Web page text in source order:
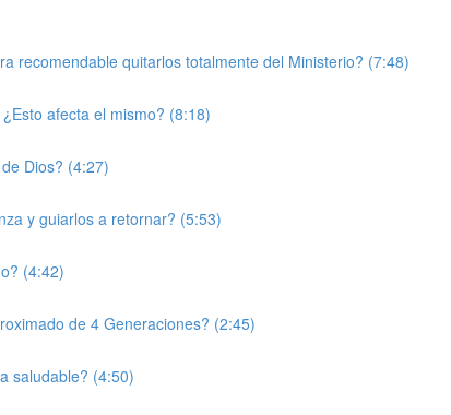
recomendable quitarlos totalmente del Ministerio? (7:48)
afecta el mismo? (8:18)
Dios? (4:27)
y guiarlos a retornar? (5:53)
(4:42)
de 4 Generaciones? (2:45)
saludable? (4:50)